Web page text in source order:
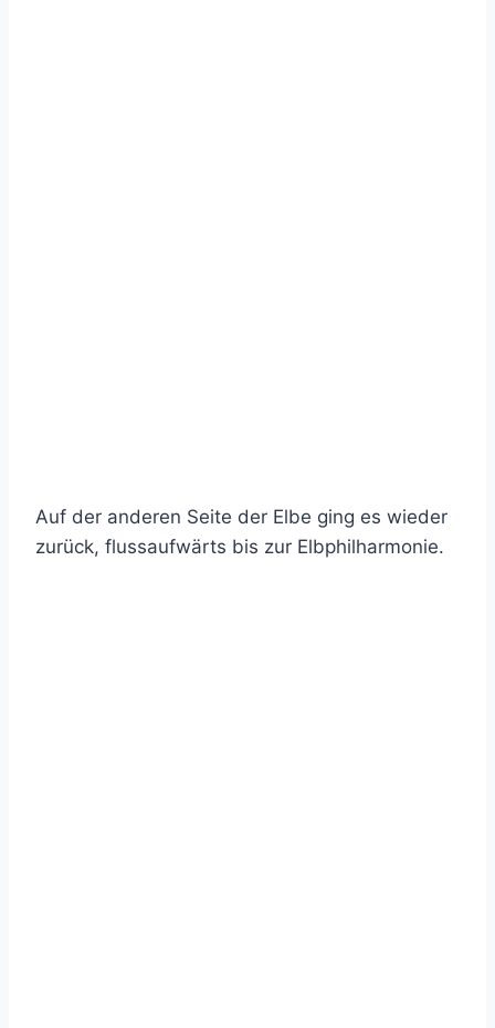
Auf der anderen Seite der Elbe ging es wieder
zurück, flussaufwärts bis zur Elbphilharmonie.